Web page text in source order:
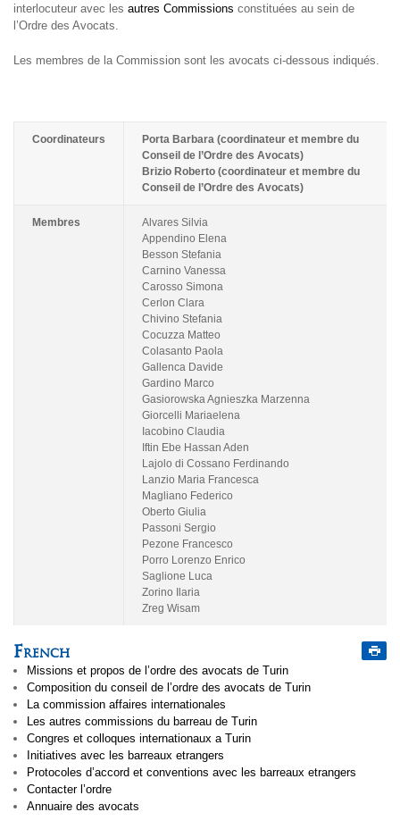
interlocuteur avec les autres Commissions constituées au sein de
l’Ordre des Avocats.
Les membres de la Commission sont les avocats ci-dessous indiqués.
Coordinateurs
Porta Barbara (coordinateur et membre du
Conseil de l’Ordre des Avocats)
Brizio Roberto (coordinateur et membre du
Conseil de l’Ordre des Avocats)
Membres
Alvares Silvia
Appendino Elena
Besson Stefania
Carnino Vanessa
Carosso Simona
Cerlon Clara
Chivino Stefania
Cocuzza Matteo
Colasanto Paola
Gallenca Davide
Gardino Marco
Gasiorowska Agnieszka Marzenna
Giorcelli Mariaelena
Iacobino Claudia
Iftin Ebe Hassan Aden
Lajolo di Cossano Ferdinando
Lanzio Maria Francesca
Magliano Federico
Oberto Giulia
Passoni Sergio
Pezone Francesco
Porro Lorenzo Enrico
Saglione Luca
Zorino Ilaria
Zreg Wisam
French
Missions et propos de l’ordre des avocats de Turin
Composition du conseil de l’ordre des avocats de Turin
La commission affaires internationales
Les autres commissions du barreau de Turin
Congres et colloques internationaux a Turin
Initiatives avec les barreaux etrangers
Protocoles d’accord et conventions avec les barreaux etrangers
Contacter l’ordre
Annuaire des avocats